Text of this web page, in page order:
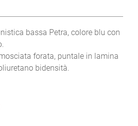
bassa Petra, colore blu con
forata, puntale in lamina
bidensità.